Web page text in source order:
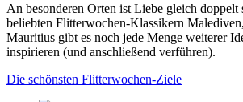
An besonderen Orten ist Liebe gleich doppelt
beliebten Flitterwochen-Klassikern
Mauritius gibt es noch jede Menge weiterer
inspirieren (und anschließend verführen).
Die schönsten Flitterwochen-Ziele